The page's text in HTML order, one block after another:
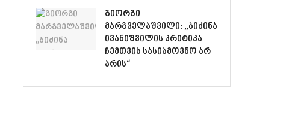
გიორგი
მარგველაშვილი: „ბიძინა
ივანიშვილის კრიტიკა
ჩემთვის სასიამოვნო არ
არის“